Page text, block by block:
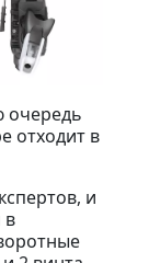
очередь
отходит в
и
в